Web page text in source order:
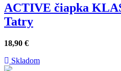
ACTIVE čiapka
Tatry
18,90 €
Skladom